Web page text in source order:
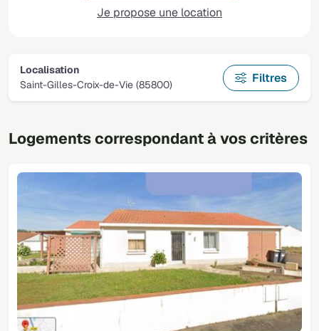
Je propose une location
Localisation
Saint-Gilles-Croix-de-Vie (85800)
Filtres
Logements correspondant à vos critères